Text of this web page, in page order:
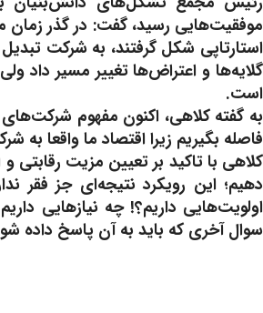
موفقیت‌هایی رسید، گفت: در گذر زمان
استارتاپی شکل گرفتند، به شرکت
گلایه‌ها و اعتراض‌ها تغییر مسیر داد
است.
به گفته کلاهی، اکنون مفهوم
فاصله بگیریم زیرا اقتصاد ما واقعا
کلاهی با تاکید بر تعیین مزیت رقابتی
دهیم؛ این رویکرد نتیجه‌ای جز فقر
اولویت‌هایی داریم؟! چه نیازهایی
سوال آخری که باید به آن پاسخ داده